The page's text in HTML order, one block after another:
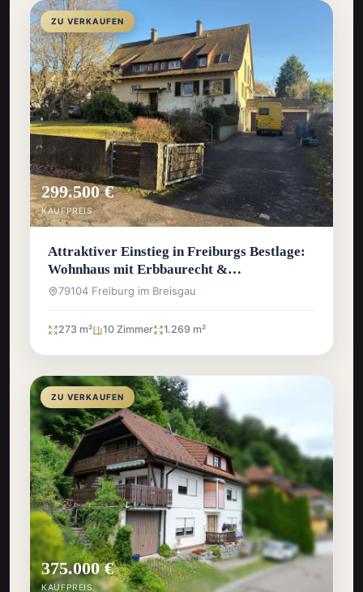
ZU VERKAUFEN
299.500 €
KAUFPREIS
Attraktiver Einstieg in Freiburgs Bestlage:
Wohnhaus mit Erbbaurecht &
Entwicklungspotenzial
79104 Freiburg im Breisgau
273 m² 10 Zimmer 1.269 m²
ZU VERKAUFEN
375.000 €
KAUFPREIS